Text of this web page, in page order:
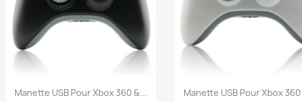
 Aperçu rapide
Manette USB Pour Xbox 360 &...  Aperçu rapide
Manette USB Pour Xbox 360